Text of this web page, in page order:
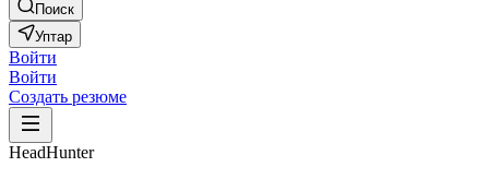
Поиск
Уптар
Войти
Войти
Создать резюме
HeadHunter